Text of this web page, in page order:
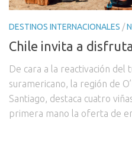
DESTINOS INTERNACIONALES /
Chile invita a
De cara a la reactivación del
suramericano, la región de
Santiago, destaca cuatro
primera mano la oferta de